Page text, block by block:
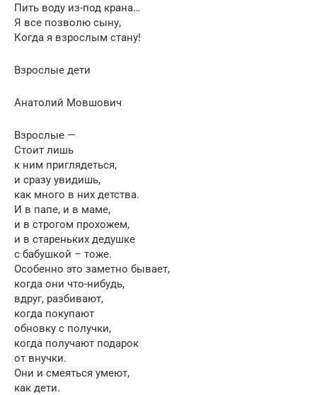
Пить воду из-под крана…
Я все позволю сыну,
Когда я взрослым стану!
Взрослые дети
Анатолий Мовшович
Взрослые —
Стоит лишь
к ним приглядеться,
и сразу увидишь,
как много в них детства.
И в папе, и в маме,
и в строгом прохожем,
и в стареньких дедушке
с бабушкой – тоже.
Особенно это заметно бывает,
когда они что-нибудь,
вдруг, разбивают,
когда покупают
обновку с получки,
когда получают подарок
от внучки.
Они и смеяться умеют,
как дети.